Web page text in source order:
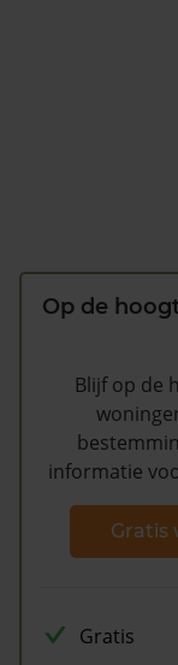
Op de
Blijf op de
informatie
Gratis
Gratis